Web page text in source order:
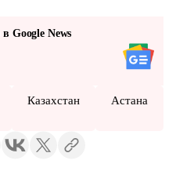
Google News
Казахстан Астана